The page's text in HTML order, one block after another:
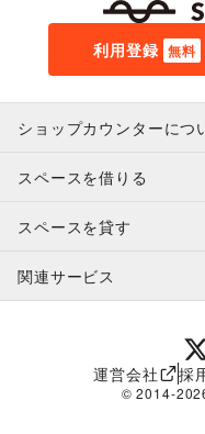
利用登録 無料
ショップカウンターにつ
利用規約・ガイドライン
特定商取引法に基づく表
補償プログラム
スペースを借りる
スペースを借りたい人へ
ユーザー利用規約
提携パートナー
スペースを貸す
スペースを貸したい方へ
オーナー利用規約
関連サービス
SHOPCOUNTER
ショップカウンターエ
ショップカウンター常
運営会社 採
© 2014-